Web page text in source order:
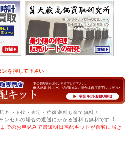
ンを押して下さい
キット代・査定・往復送料も全て無料！
ンセルの場合の返送にかかる送料も無料です︕
でのお申込みで最短明日宅配キットが自宅に届き